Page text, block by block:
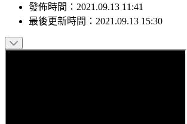
發佈時間： 2021.09.13 11:41
最後更新時間： 2021.09.13 15:30